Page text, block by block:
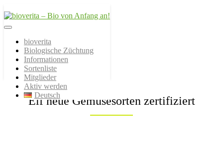
bioverita – Bio von
Anfang an!
Endprodukt
bioverita
Biologische Züchtung
Informationen
Sortenliste
Mitglieder
Aktiv werden
Deutsch
Elf neue Gemüsesorten zertifiziert